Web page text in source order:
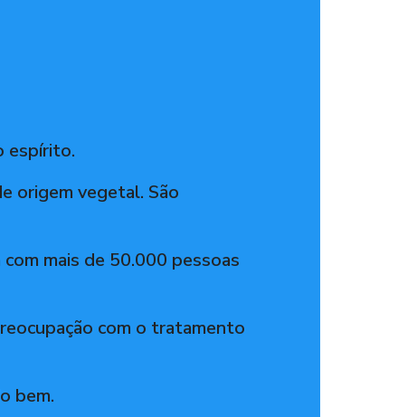
espírito.
origem vegetal. São
mais de 50.000 pessoas
com o tratamento
bem.